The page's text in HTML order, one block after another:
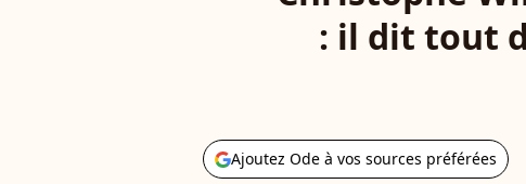
: il dit tout
Ajoutez Ode à vos sources préférées